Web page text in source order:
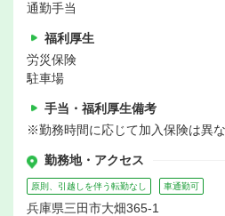
通勤手当
福利厚生
労災保険
駐車場
手当・福利厚生備考
※勤務時間に応じて加入保険は異
勤務地・アクセス
原則、引越しを伴う転勤なし 車通勤可
兵庫県三田市大畑365-1